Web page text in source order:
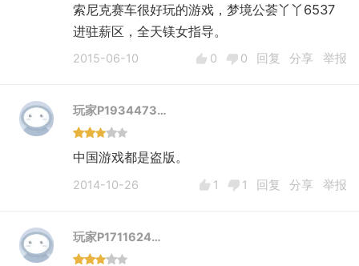
索尼克赛车很好玩的游戏，梦境公荟丫丫6537
进驻薪区，全天镁女指导。
2015-06-10 0 0 回复 分享 举报
玩家P1934473…
中国游戏都是盗版。
2014-10-26 1 1 回复 分享 举报
玩家P1711624…